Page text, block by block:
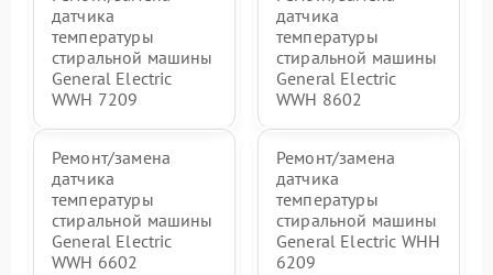
датчика
температуры
стиральной машины
General Electric
WWH 7209
датчика
температуры
стиральной машины
General Electric
WWH 8602
Ремонт/замена
датчика
температуры
стиральной машины
General Electric
WWH 6602
Ремонт/замена
датчика
температуры
стиральной машины
General Electric WHH
6209